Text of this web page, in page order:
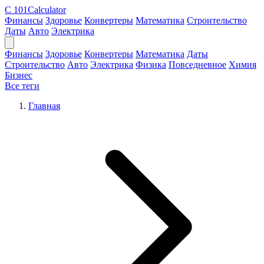
C 101Calculator
Финансы Здоровье Конвертеры Математика Строительство
Даты Авто Электрика
Финансы Здоровье Конвертеры Математика Даты
Строительство Авто Электрика Физика Повседневное Химия
Бизнес
Все теги
Главная